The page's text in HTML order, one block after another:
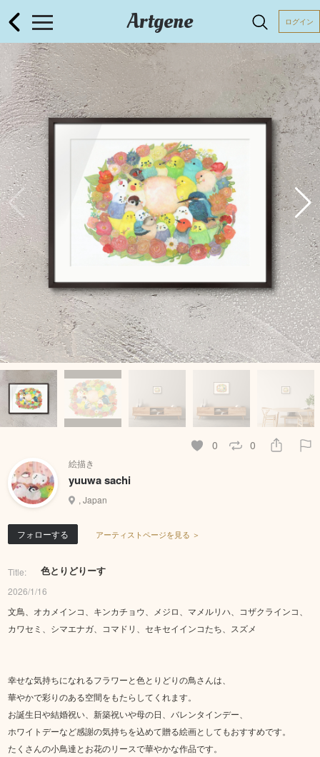
Artgene ログイン
0 0
絵描き
yuuwa sachi
, Japan
フォローする アーティストページを見る ＞
Title: 色とりどりーす
2026/1/16
文鳥、オカメインコ、キンカチョウ、メジロ、マメルリハ、コザクラインコ、
カワセミ、シマエナガ、コマドリ、セキセイインコたち、スズメ
幸せな気持ちになれるフラワーと色とりどりの鳥さんは、
華やかで彩りのある空間をもたらしてくれます。
お誕生日や結婚祝い、新築祝いや母の日、バレンタインデー、
ホワイトデーなど感謝の気持ちを込めて贈る絵画としてもおすすめです。
たくさんの小鳥達とお花のリースで華やかな作品です。